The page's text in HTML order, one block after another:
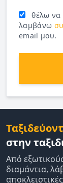
θέλω να
λαμβάνω
email μου.
στην
Από
διαμάντια,